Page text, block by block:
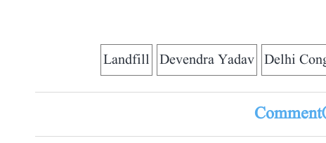
Delhi
Devendra Yadav
Landfill